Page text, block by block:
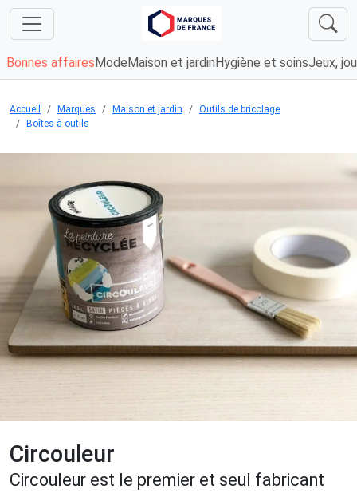
Bonnes affaires Mode Maison et jardin Hygiène et soinsJeux,
Accueil Marques Maison et jardin
Outils de bricolage
Boîtes à outils
Chargement...
Circouleur
Circouleur est le premier et seul fabricant